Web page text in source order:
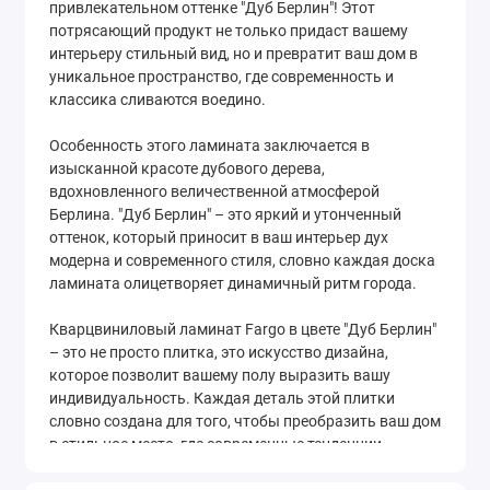
привлекательном оттенке "Дуб Берлин"! Этот
потрясающий продукт не только придаст вашему
интерьеру стильный вид, но и превратит ваш дом в
уникальное пространство, где современность и
классика сливаются воедино.
Особенность этого ламината заключается в
изысканной красоте дубового дерева,
вдохновленного величественной атмосферой
Берлина. "Дуб Берлин" – это яркий и утонченный
оттенок, который приносит в ваш интерьер дух
модерна и современного стиля, словно каждая доска
ламината олицетворяет динамичный ритм города.
Кварцвиниловый ламинат Fargo в цвете "Дуб Берлин"
– это не просто плитка, это искусство дизайна,
которое позволит вашему полу выразить вашу
индивидуальность. Каждая деталь этой плитки
словно создана для того, чтобы преобразить ваш дом
в стильное место, где современные тенденции